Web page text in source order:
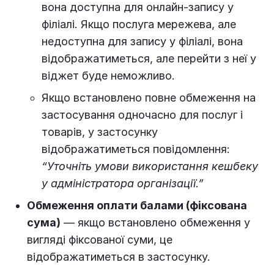
вона доступна для онлайн-запису у
філіалі. Якщо послуга мережева, але
недоступна для запису у філіалі, вона
відображатиметься, але перейти з неї у
віджет буде неможливо.
Якщо встановлено повне обмеження на
застосування одночасно для послуг і
товарів, у застосунку
відображатиметься повідомлення:
“Уточніть умови використання кешбеку
у адміністратора організації.”
Обмеження оплати балами (фіксована
сума) — якщо встановлено обмеження у
вигляді фіксованої суми, це
відображатиметься в застосунку.